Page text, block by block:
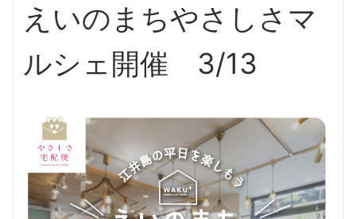
えいのまちやさしさマ
ルシェ開催 3/13